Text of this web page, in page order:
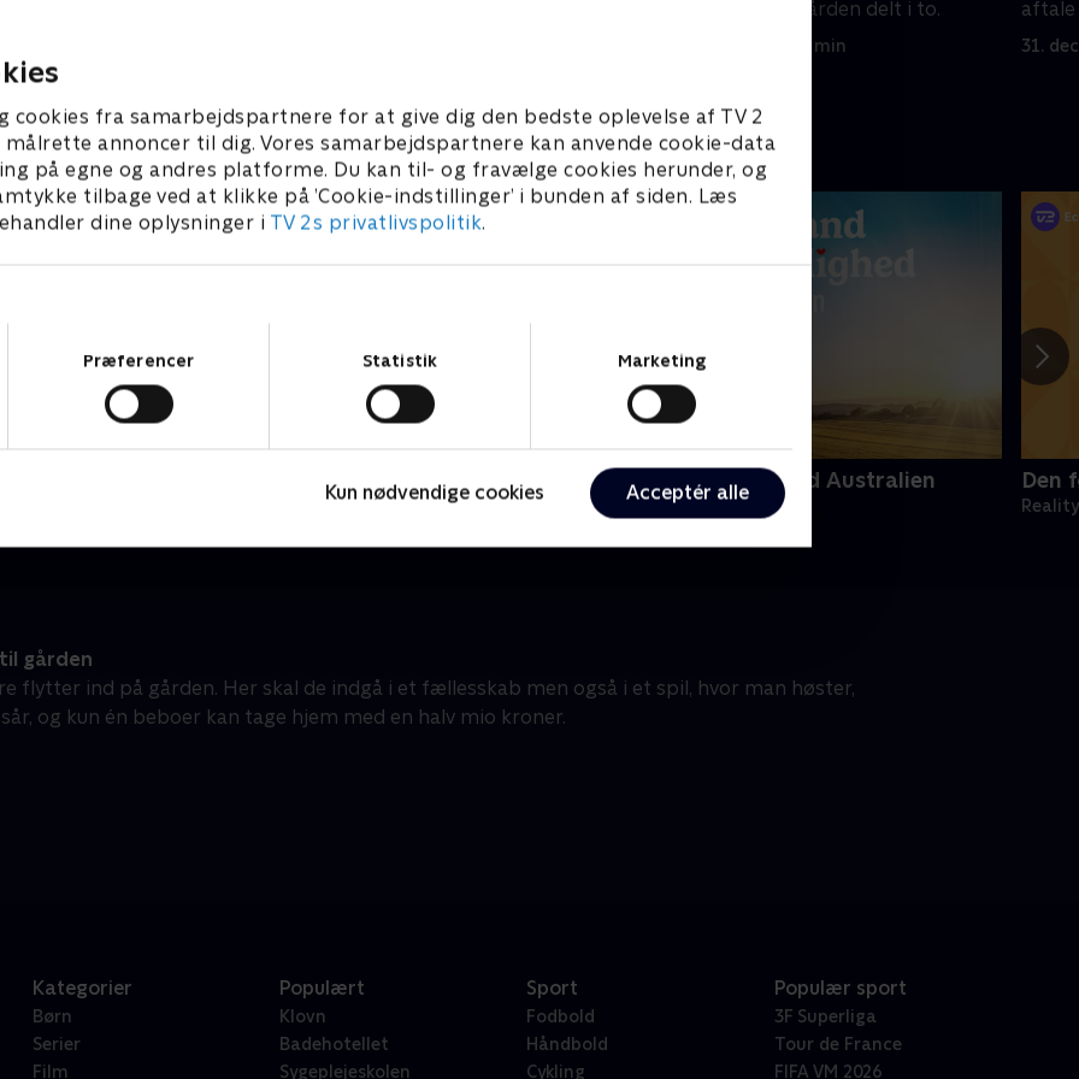
cookies fra samarbejdspartnere for at give dig den bedste oplevelse af TV 2
annoncer til dig. Vores samarbejdspartnere kan anvende cookie-data
på egne og andres platforme. Du kan til- og fravælge cookies herunder, og
tilbage ved at klikke på ’Cookie-indstillinger’ i bunden af siden. Læs
dine oplysninger i TV 2s privatlivspolitik.
Præferencer Statistik Marketing
Kun nødvendige cookies Acceptér alle
og et tag.
• 15 min
kommer, bliver gården delt i to.
17. marts 2019 • 51 min 31.
Landmand søger kærlighed Australien
Reality • 3 sæsoner
Den
gården
flytter ind på gården. Her skal de indgå i et fællesskab men også i et spil, hvor man høster,
og kun én beboer kan tage hjem med en halv mio kroner.
Kategorier
Børn
Serier
Film
Populært
Klovn
Badehotellet
Sygeplejeskolen
Sport
Fodbold
Håndbold
Cykling
Populær sport
3F Superliga
Tour de France
FIFA VM 2026